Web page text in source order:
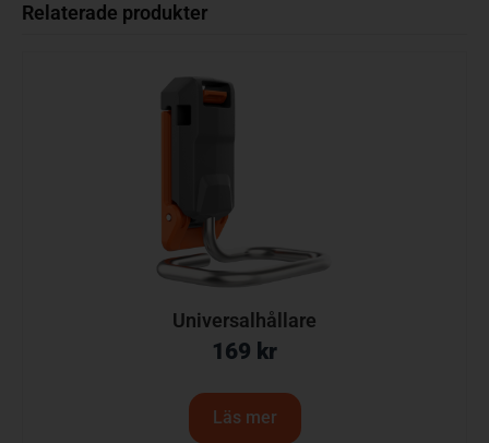
Relaterade produkter
Universalhållare
169 kr
Läs mer